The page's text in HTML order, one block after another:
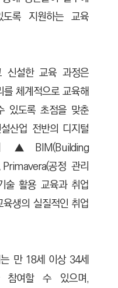
록 지원하는 교육
신설한 교육 과정은
를 체계적으로 교육해
있도록 초점을 맞춘
산업 전반의 디지털
▲BIM(Building
공정 관리
술 활용 교육과 취업
생의 실질적인 취업
만 18세 이상 34세
참여할 수 있으며,